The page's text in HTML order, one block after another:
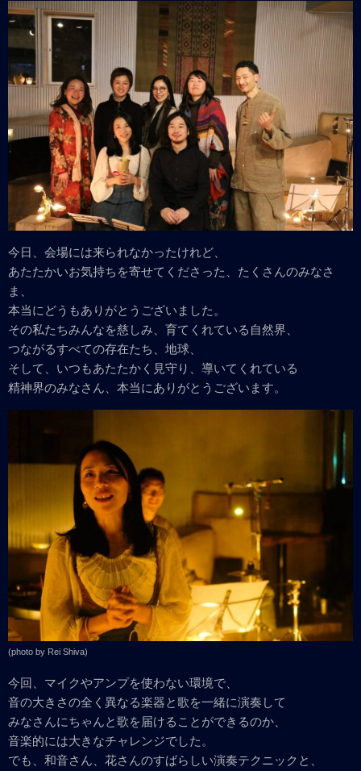
今日、会場には来られなかったけれど、
あたたかいお気持ちを寄せてくださった、たくさんのみなさ
ま、
本当にどうもありがとうございました。
その私たちみんなを慈しみ、育てくれている自然界、
つながるすべての存在たち、地球、
そして、いつもあたたかく見守り、導いてくれている
精神界のみなさん、本当にありがとうございます。
(photo by Rei Shiva)
今回、マイクやアンプを使わない環境で、
音の大きさの全く異なる楽器と歌を一緒に演奏して
みなさんにちゃんと歌を届けることができるのか、
音楽的には大きなチャレンジでした。
でも、和音さん、花さんのすばらしい演奏テクニックと、